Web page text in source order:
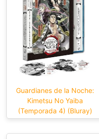
Guardianes de la Noche:
Kimetsu No Yaiba
(Temporada 4) (Bluray)